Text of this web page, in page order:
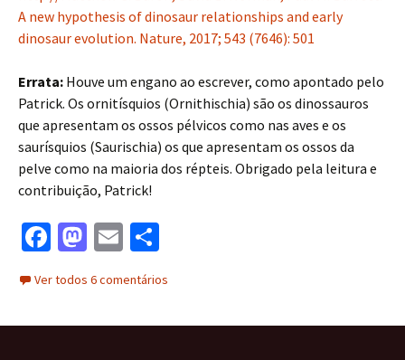
A new hypothesis of dinosaur relationships and early
dinosaur evolution. Nature, 2017; 543 (7646): 501
Errata: Houve um engano ao escrever, como apontado pelo
Patrick. Os ornitísquios (Ornithischia) são os dinossauros
que apresentam os ossos pélvicos como nas aves e os
saurísquios (Saurischia) os que apresentam os ossos da
pelve como na maioria dos répteis. Obrigado pela leitura e
contribuição, Patrick!
Fa
ce
b
o
M
to
d
E
m
ai
l
ar
e
Ver todos 6 comentários